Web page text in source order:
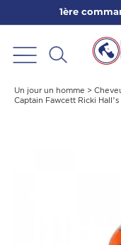
1ère
Un jour un homme >
Captain Fawcett Ricki